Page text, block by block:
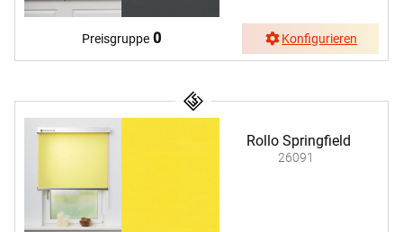
Preisgruppe 0 Konfigurieren
Rollo Springfield
26091